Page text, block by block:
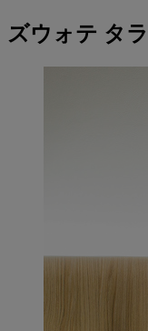
ズウォテ タ